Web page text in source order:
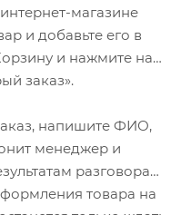
магазине
и добавьте его в
и нажмите на
заказ».
напишите ФИО,
менеджер и
разговора
товара на